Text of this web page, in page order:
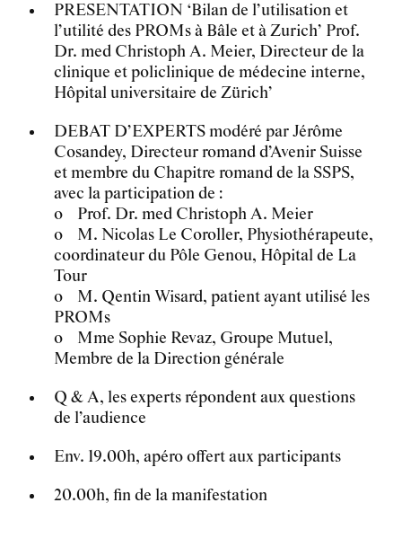
PRESENTATION ‘Bilan de l’utilisation et
l’utilité des PROMs à Bâle et à Zurich’ Prof.
Dr. med Christoph A. Meier, Directeur de la
clinique et policlinique de médecine interne,
Hôpital universitaire de Zürich’
DEBAT D’EXPERTS modéré par Jérôme
Cosandey, Directeur romand d’Avenir Suisse
et membre du Chapitre romand de la SSPS,
avec la participation de :
o Prof. Dr. med Christoph A. Meier
o M. Nicolas Le Coroller, Physiothérapeute,
coordinateur du Pôle Genou, Hôpital de La
Tour
o M. Qentin Wisard, patient ayant utilisé les
PROMs
o Mme Sophie Revaz, Groupe Mutuel,
Membre de la Direction générale
Q & A, les experts répondent aux questions
de l’audience
Env. 19.00h, apéro offert aux participants
20.00h, fin de la manifestation